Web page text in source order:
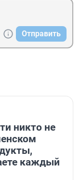
Отправить
никто не
каждый